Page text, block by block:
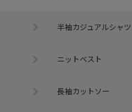
半袖カジュアルシャツ
ニットベスト
長袖カットソー